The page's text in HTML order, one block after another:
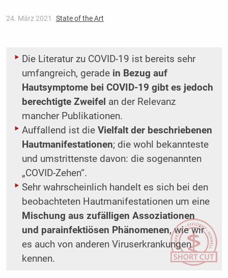
24. März 2021 State of the Art
Die Literatur zu COVID-19 ist bereits sehr
umfangreich, gerade in Bezug auf
Hautsymptome bei COVID-19 gibt es jedoch
berechtigte Zweifel an der Relevanz
mancher Publikationen.
Auffallend ist die Vielfalt der beschriebenen
Hautmanifestationen; die wohl bekannteste
und umstrittenste davon: die sogenannten
„COVID-Zehen“.
Sehr wahrscheinlich handelt es sich bei den
beobachteten Hautmanifestationen um eine
Mischung aus zufälligen Assoziationen
und parainfektiösen ­Phänomenen, wie wir
es auch von anderen Viruserkrankungen
kennen.